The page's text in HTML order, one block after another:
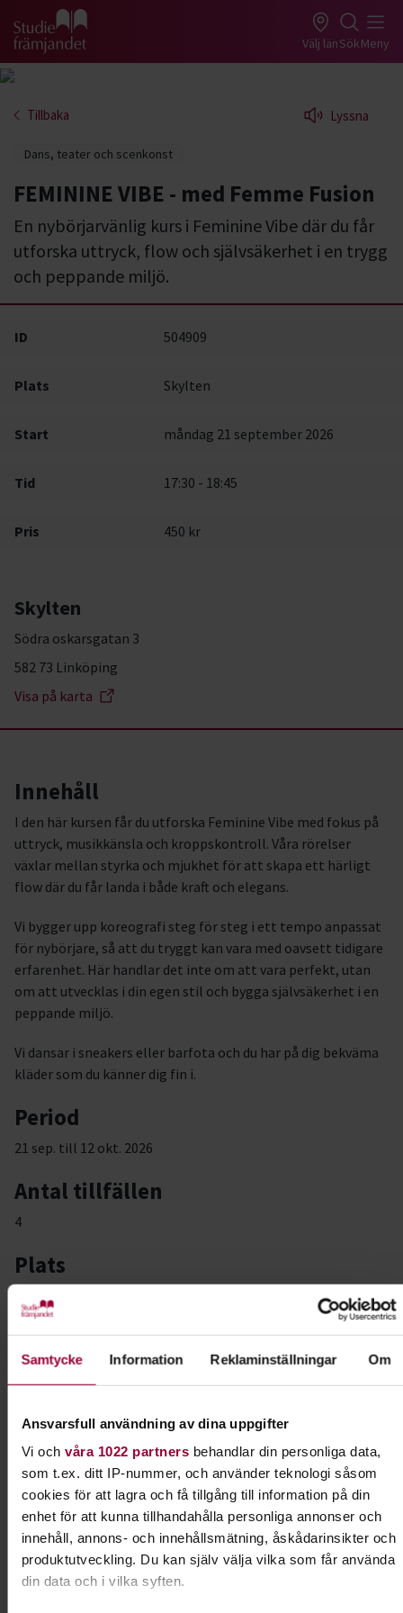
Samtycke Information Reklaminställningar Om
Ansvarsfull användning av dina uppgifter
Vi och våra 1022 partnersbehandlar din personliga data,
som t.ex. ditt IP-nummer, och använder teknologi såsom
cookies för att lagra och få tillgång till information på din
enhet för att kunna tillhandahålla personliga annonser och
innehåll, annons- och innehållsmätning, åskådarinsikter och
produktutveckling. Du kan själv välja vilka som får använda
din data och i vilka syften.
Gå till studiefrämjandets startsida Välj länSökMeny
Tillbaka Lyssna
Dans, teater och scenkonst
FEMININE VIBE - med Femme Fusion
En nybörjarvänlig kurs i Feminine Vibe där du får
utforska uttryck, flow och självsäkerhet i en trygg
och peppande miljö.
ID 504909
Plats Skylten
Start måndag 21 september 2026
Tid 17:30 - 18:45
Pris 450 kr
Skylten
Södra oskarsgatan 3
582 73 Linköping
Visa på karta
Innehåll
I den här kursen får du utforska Feminine Vibe med fokus på
uttryck, musikkänsla och kroppskontroll. Våra rörelser
växlar mellan styrka och mjukhet för att skapa ett härligt
flow där du får landa i både kraft och elegans.
Vi bygger upp koreografi steg för steg i ett tempo anpassat
för nybörjare, så att du tryggt kan vara med oavsett tidigare
erfarenhet. Här handlar det inte om att vara perfekt, utan
om att utvecklas i din egen stil och bygga självsäkerhet i en
peppande miljö.
Vi dansar i sneakers eller barfota och du har på dig bekväma
kläder som du känner dig fin i.
Period
21 sep. till 12 okt. 2026
Antal tillfällen
4
Plats
Skylten, Södra Oskarsgatan 3, Linköping
Tid
17:30-18:45
Nivå
Nybörjare
Pris
450 kr
Anmälan
www.femmefusion.se